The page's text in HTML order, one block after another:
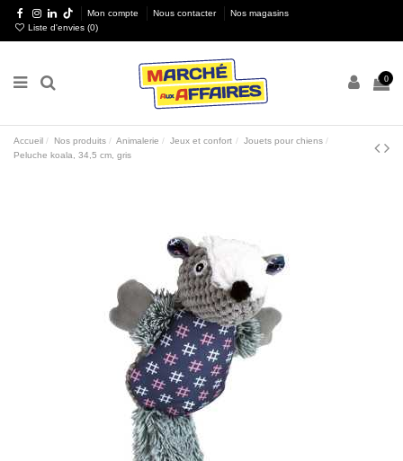
Mon compte Nous contacter
Nos magasins
Liste d'envies (0)
0
Accueil Nos produits Animalerie Jeux et confort
Jouets pour chiens
Peluche koala, 34,5 cm, gris